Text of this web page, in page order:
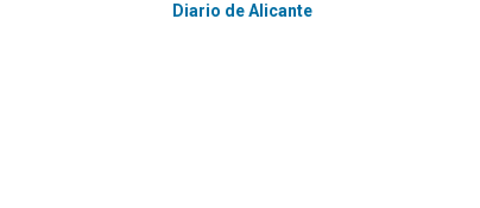
Diario de Alicante